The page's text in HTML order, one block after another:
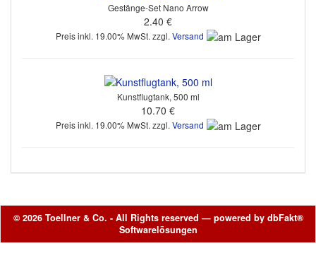
Gestänge-Set Nano Arrow
2.40 €
Preis inkl. 19.00% MwSt. zzgl. Versand
Kunstflugtank, 500 ml
10.70 €
Preis inkl. 19.00% MwSt. zzgl. Versand
© 2026 Toellner & Co. - All Rights reserved — powered by dbFakt®
Softwarelösungen